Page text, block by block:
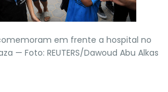
em frente a hospital no
— Foto: REUTERS/Dawoud Abu Alkas